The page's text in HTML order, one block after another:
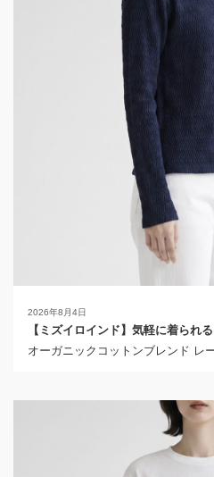
2026年8月4日
【ミズイロインド】気軽に着られ
オーガニックコットンブレンド レ